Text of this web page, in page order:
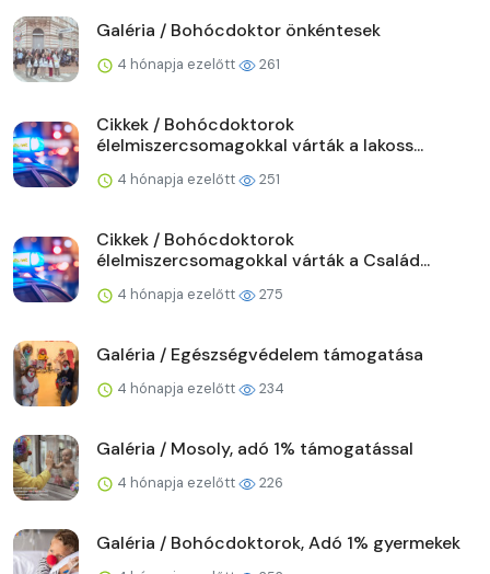
Galéria / Bohócdoktor önkéntesek
4 hónapja ezelőtt 261
Cikkek / Bohócdoktorok
élelmiszercsomagokkal várták a lakoss...
4 hónapja ezelőtt 251
Cikkek / Bohócdoktorok
élelmiszercsomagokkal várták a Család...
4 hónapja ezelőtt 275
Galéria / Egészségvédelem támogatása
4 hónapja ezelőtt 234
Galéria / Mosoly, adó 1% támogatással
4 hónapja ezelőtt 226
Galéria / Bohócdoktorok, Adó 1% gyermekek